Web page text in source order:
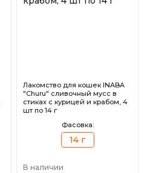
Лакомство для кошек INABA
"Churu" сливочный мусс в
стиках с курицей и крабом, 4
шт по 14 г
Фасовка:
14 г
В наличии